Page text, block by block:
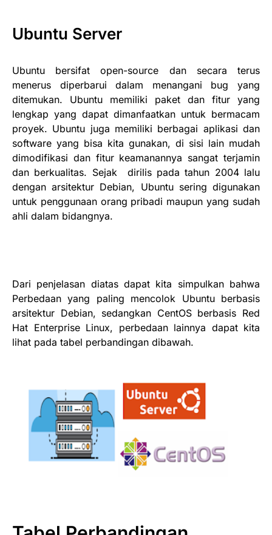
Ubuntu Server
Ubuntu bersifat open-source dan secara terus
menerus diperbarui dalam menangani bug yang
ditemukan. Ubuntu memiliki paket dan fitur yang
lengkap yang dapat dimanfaatkan untuk bermacam
proyek. Ubuntu juga memiliki berbagai aplikasi dan
software yang bisa kita gunakan, di sisi lain mudah
dimodifikasi dan fitur keamanannya sangat terjamin
dan berkualitas. Sejak dirilis pada tahun 2004 lalu
dengan arsitektur Debian, Ubuntu sering digunakan
untuk penggunaan orang pribadi maupun yang sudah
ahli dalam bidangnya.
Dari penjelasan diatas dapat kita simpulkan bahwa
Perbedaan yang paling mencolok Ubuntu berbasis
arsitektur Debian, sedangkan CentOS berbasis Red
Hat Enterprise Linux, perbedaan lainnya dapat kita
lihat pada tabel perbandingan dibawah.